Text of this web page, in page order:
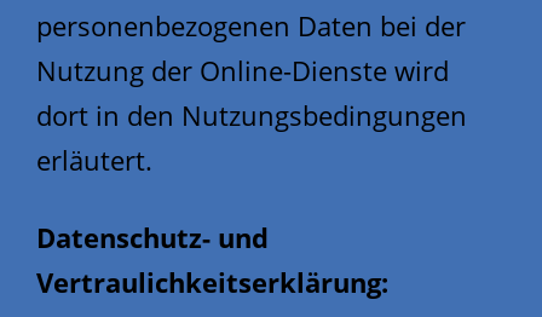
personenbezogenen Daten bei der
Nutzung der Online-Dienste wird
dort in den Nutzungsbedingungen
erläutert.
Datenschutz- und
Vertraulichkeitserklärung: